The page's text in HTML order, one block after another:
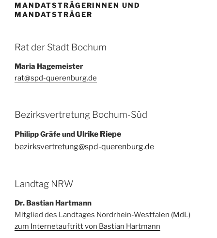
MANDATSTRÄGERINNEN UND
MANDATSTRÄGER
Rat der Stadt Bochum
Maria Hagemeister
rat@spd-querenburg.de
Bezirksvertretung Bochum-Süd
Philipp Gräfe undUlrike Riepe
bezirksvertretung@spd-querenburg.de
Landtag NRW
Dr. Bastian Hartmann
Mitglied des Landtages Nordrhein-Westfalen (MdL)
zum Internetauftritt von Bastian Hartmann